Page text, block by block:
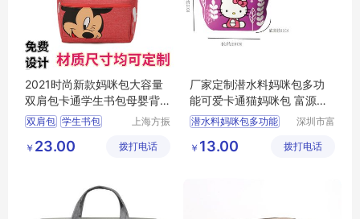
2021时尚新款妈咪包大容量
双肩包卡通学生书包母婴背
包
双肩包 学生书包
休闲背包
上海方振
有限公司
￥ 23.00 拨打电话
厂家定制潜水料妈咪包多功
能可爱卡通猫妈咪包 富源跨
境来图定制
潜水料妈咪包多功能
深圳市富
限公司
￥ 13.00 拨打电话